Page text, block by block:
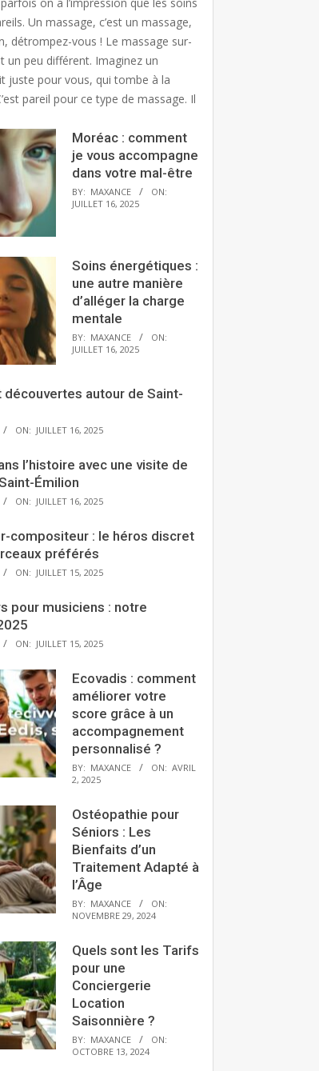
Un massage, c’est un massage,
détrompez-vous ! Le massage sur-
un peu différent. Imaginez un
juste pour vous, qui tombe à la
pareil pour ce type de massage. Il
Moréac : comment
je vous accompagne
dans votre mal-être
BY: MAXANCE
ON:
JUILLET 16, 2025
Soins énergétiques :
une autre manière
d’alléger la charge
mentale
BY: MAXANCE
ON:
JUILLET 16, 2025
découvertes autour de Saint-
ON: JUILLET 16, 2025
l’histoire avec une visite de
Émilion
ON: JUILLET 16, 2025
compositeur : le héros discret
préférés
ON: JUILLET 15, 2025
pour musiciens : notre
ON: JUILLET 15, 2025
Ecovadis : comment
améliorer votre
score grâce à un
accompagnement
personnalisé ?
BY: MAXANCE ON: AVRIL
2, 2025
Ostéopathie pour
Séniors : Les
Bienfaits d’un
Traitement Adapté à
l’Âge
BY: MAXANCE
ON:
NOVEMBRE 29, 2024
Quels sont les Tarifs
pour une
Conciergerie
Location
Saisonnière ?
BY: MAXANCE
ON:
OCTOBRE 13, 2024